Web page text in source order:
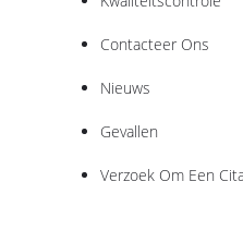
Contacteer Ons
Nieuws
Gevallen
Verzoek Om Een